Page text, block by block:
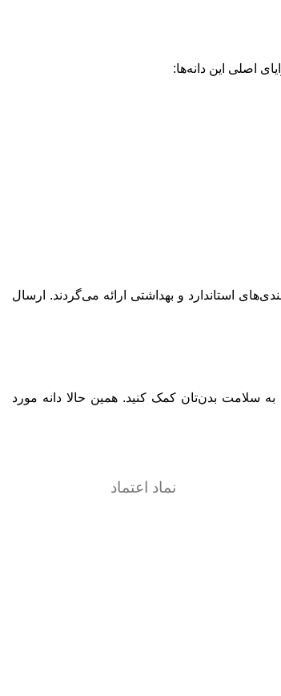
اصلی این دانه‌ها:
استاندارد و بهداشتی ارائه می‌گردند. ارسال
سلامت بدن‌تان کمک کنید. همین حالا دانه مورد
نماد اعتماد